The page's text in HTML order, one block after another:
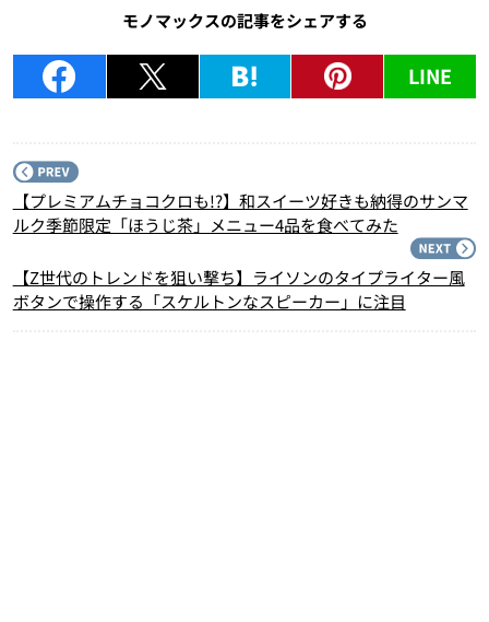
モノマックスの記事をシェアする
LINE
【プレミアムチョコクロも!?】和スイーツ好きも納得のサンマ
ルク季節限定「ほうじ茶」メニュー4品を食べてみた
【Z世代のトレンドを狙い撃ち】ライソンのタイプライター風
ボタンで操作する「スケルトンなスピーカー」に注目